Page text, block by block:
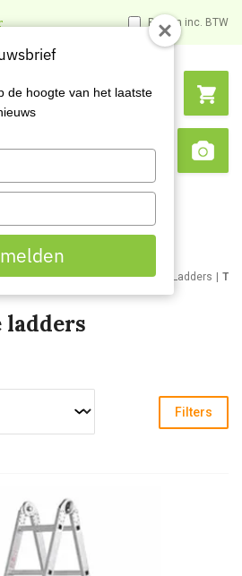
Prijzen inc. BTW
Search
Ladders en trappen Ladders
ladders
Filters
de hoogte van het laatste